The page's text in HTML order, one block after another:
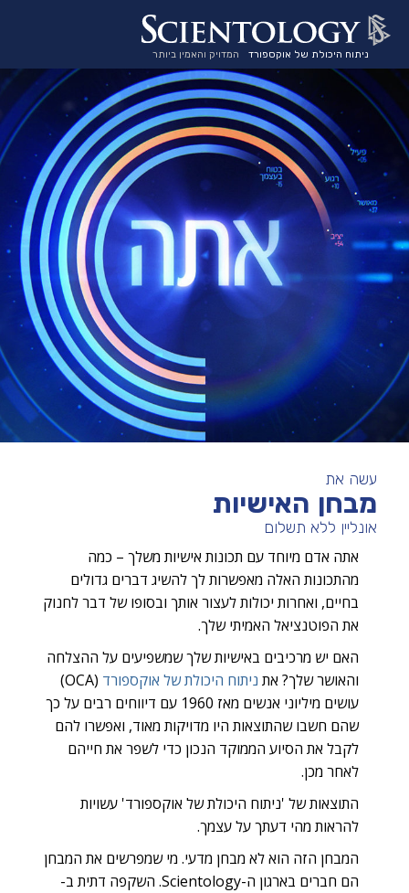
ניתוח היכולת של אוקספורד המדויק והאמין ביותר
עשה את
מבחן האישיות
אונליין ללא תשלום
אתה אדם מיוחד עם תכונות אישיות משלך – כמה
מהתכונות האלה מאפשרות לך להשיג דברים גדולים
בחיים, ואחרות יכולות לעצור אותך ובסופו של דבר לחנוק
את הפוטנציאל האמיתי שלך.
האם יש מרכיבים באישיות שלך שמשפיעים על ההצלחה
והאושר שלך? את ניתוח היכולת של אוקספורד
(OCA)
עושים מיליוני אנשים מאז 1960 עם דיווחים רבים על כך
שהם חשבו שהתוצאות היו מדויקות מאוד, ואפשרו להם
לקבל את הסיוע הממוקד הנכון כדי לשפר את חייהם
לאחר מכן.
התוצאות של 'ניתוח היכולת של אוקספורד' עשויות
להראות מהי דעתך על עצמך.
המבחן הזה הוא לא מבחן מדעי. מי שמפרשים את המבחן
הם חברים בארגון ה-Scientology. השקפה דתית ב-